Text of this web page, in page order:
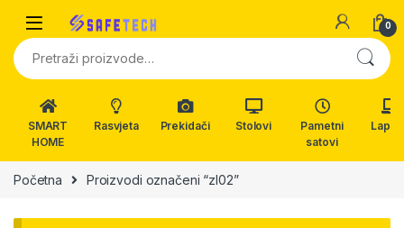
0
Pretraži:
SMART
HOME
Rasvjeta Prekidači Stolovi
Pametni
satovi
Početna Proizvodi označeni “zl02”